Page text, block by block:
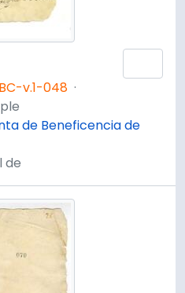
v.1-048 ·
de Beneficencia de
de